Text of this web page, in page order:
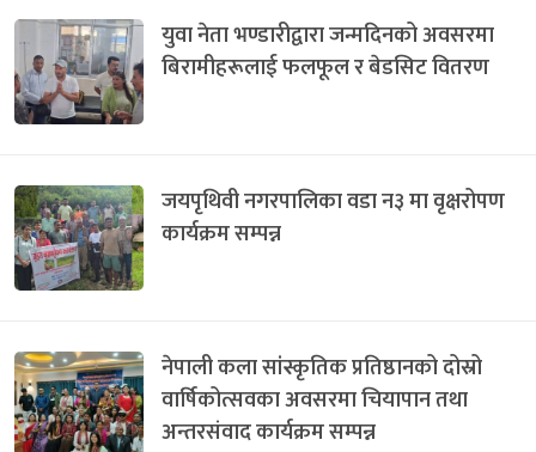
युवा नेता भण्डारीद्वारा जन्मदिनको अवसरमा
बिरामीहरूलाई फलफूल र बेडसिट वितरण
जयपृथिवी नगरपालिका वडा न३ मा वृक्षरोपण
कार्यक्रम सम्पन्न
नेपाली कला सांस्कृतिक प्रतिष्ठानको दोस्रो
वार्षिकोत्सवका अवसरमा चियापान तथा
अन्तरसंवाद कार्यक्रम सम्पन्न